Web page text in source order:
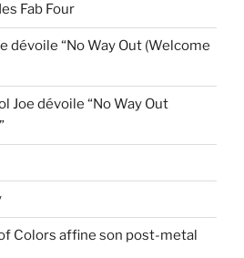
Fab Four
dévoile “No Way Out (Welcome
Joe dévoile “No Way Out
Colors affine son post-metal